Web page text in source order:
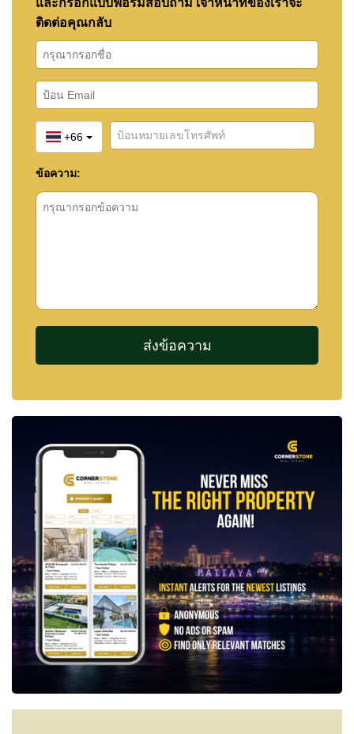
และกรอกแบบฟอร์มสอบถาม เจ้าหน้าที่ของเราจะ
ติดต่อคุณกลับ
+66
ข้อความ: